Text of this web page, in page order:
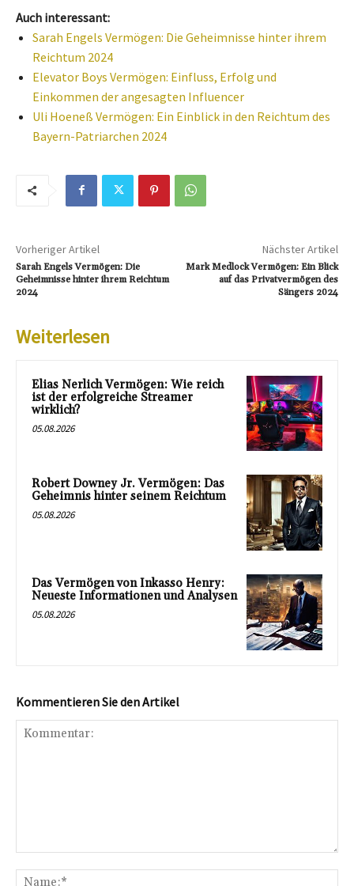
Auch interessant:
Sarah Engels Vermögen: Die Geheimnisse hinter ihrem
Reichtum 2024
Elevator Boys Vermögen: Einfluss, Erfolg und
Einkommen der angesagten Influencer
Uli Hoeneß Vermögen: Ein Einblick in den Reichtum des
Bayern-Patriarchen 2024
Vorheriger Artikel
Sarah Engels Vermögen: Die
Geheimnisse hinter ihrem Reichtum
2024
Nächster Artikel
Mark Medlock Vermögen: Ein Blick
auf das Privatvermögen des
Sängers 2024
Weiterlesen
Elias Nerlich Vermögen: Wie reich
ist der erfolgreiche Streamer
wirklich?
05.08.2026
Robert Downey Jr. Vermögen: Das
Geheimnis hinter seinem Reichtum
05.08.2026
Das Vermögen von Inkasso Henry:
Neueste Informationen und Analysen
05.08.2026
Kommentieren Sie den Artikel